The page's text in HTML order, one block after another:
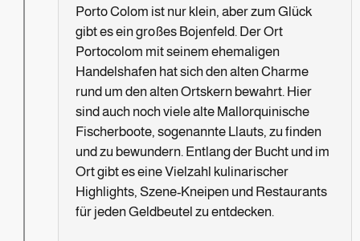
Porto Colom ist nur klein, aber zum Glück
gibt es ein großes Bojenfeld. Der Ort
Portocolom mit seinem ehemaligen
Handelshafen hat sich den alten Charme
rund um den alten Ortskern bewahrt. Hier
sind auch noch viele alte Mallorquinische
Fischerboote, sogenannte Llauts, zu finden
und zu bewundern. Entlang der Bucht und im
Ort gibt es eine Vielzahl kulinarischer
Highlights, Szene-Kneipen und Restaurants
für jeden Geldbeutel zu entdecken.